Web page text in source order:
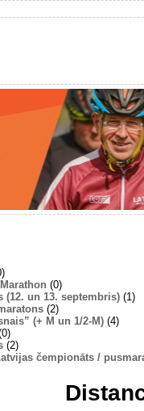
(0)
(12. un 13. septembris) (1)
(2)
(+ M un 1/2-M) (4)
(2)
čempionāts /